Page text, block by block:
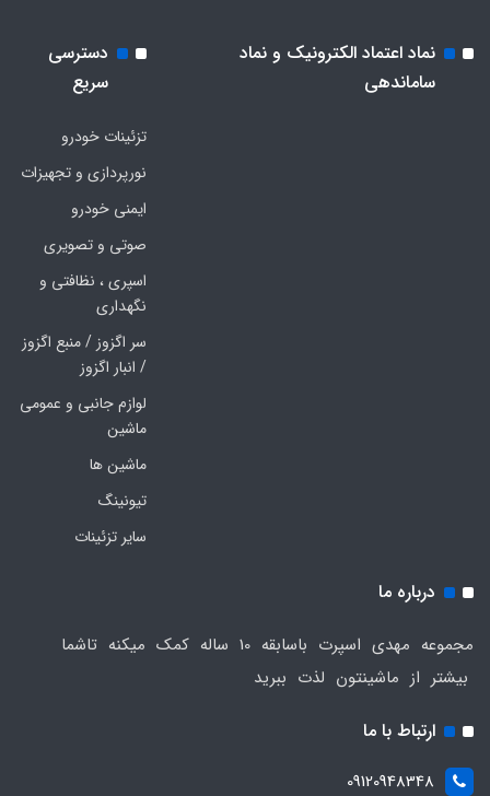
نماد اعتماد الکترونیک و نماد
ساماندهی
دسترسی
سریع
تزئینات خودرو
نورپردازی و تجهیزات
ایمنی خودرو
صوتی و تصویری
اسپری ، نظافتی و
نگهداری
سر اگزوز / منبع اگزوز
/ انبار اگزوز
لوازم جانبی و عمومی
ماشین
ماشین ها
تیونینگ
سایر تزئینات
درباره ما
مجموعه مهدی اسپرت باسابقه 10 ساله کمک میکنه تاشما
بیشتر از ماشینتون لذت ببرید
ارتباط با ما
09120948348